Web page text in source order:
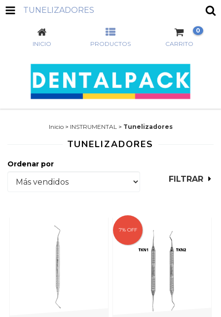
TUNELIZADORES
INICIO PRODUCTOS CARRITO
0
Inicio > INSTRUMENTAL > Tunelizadores
TUNELIZADORES
Ordenar por
FILTRAR
7% OFF